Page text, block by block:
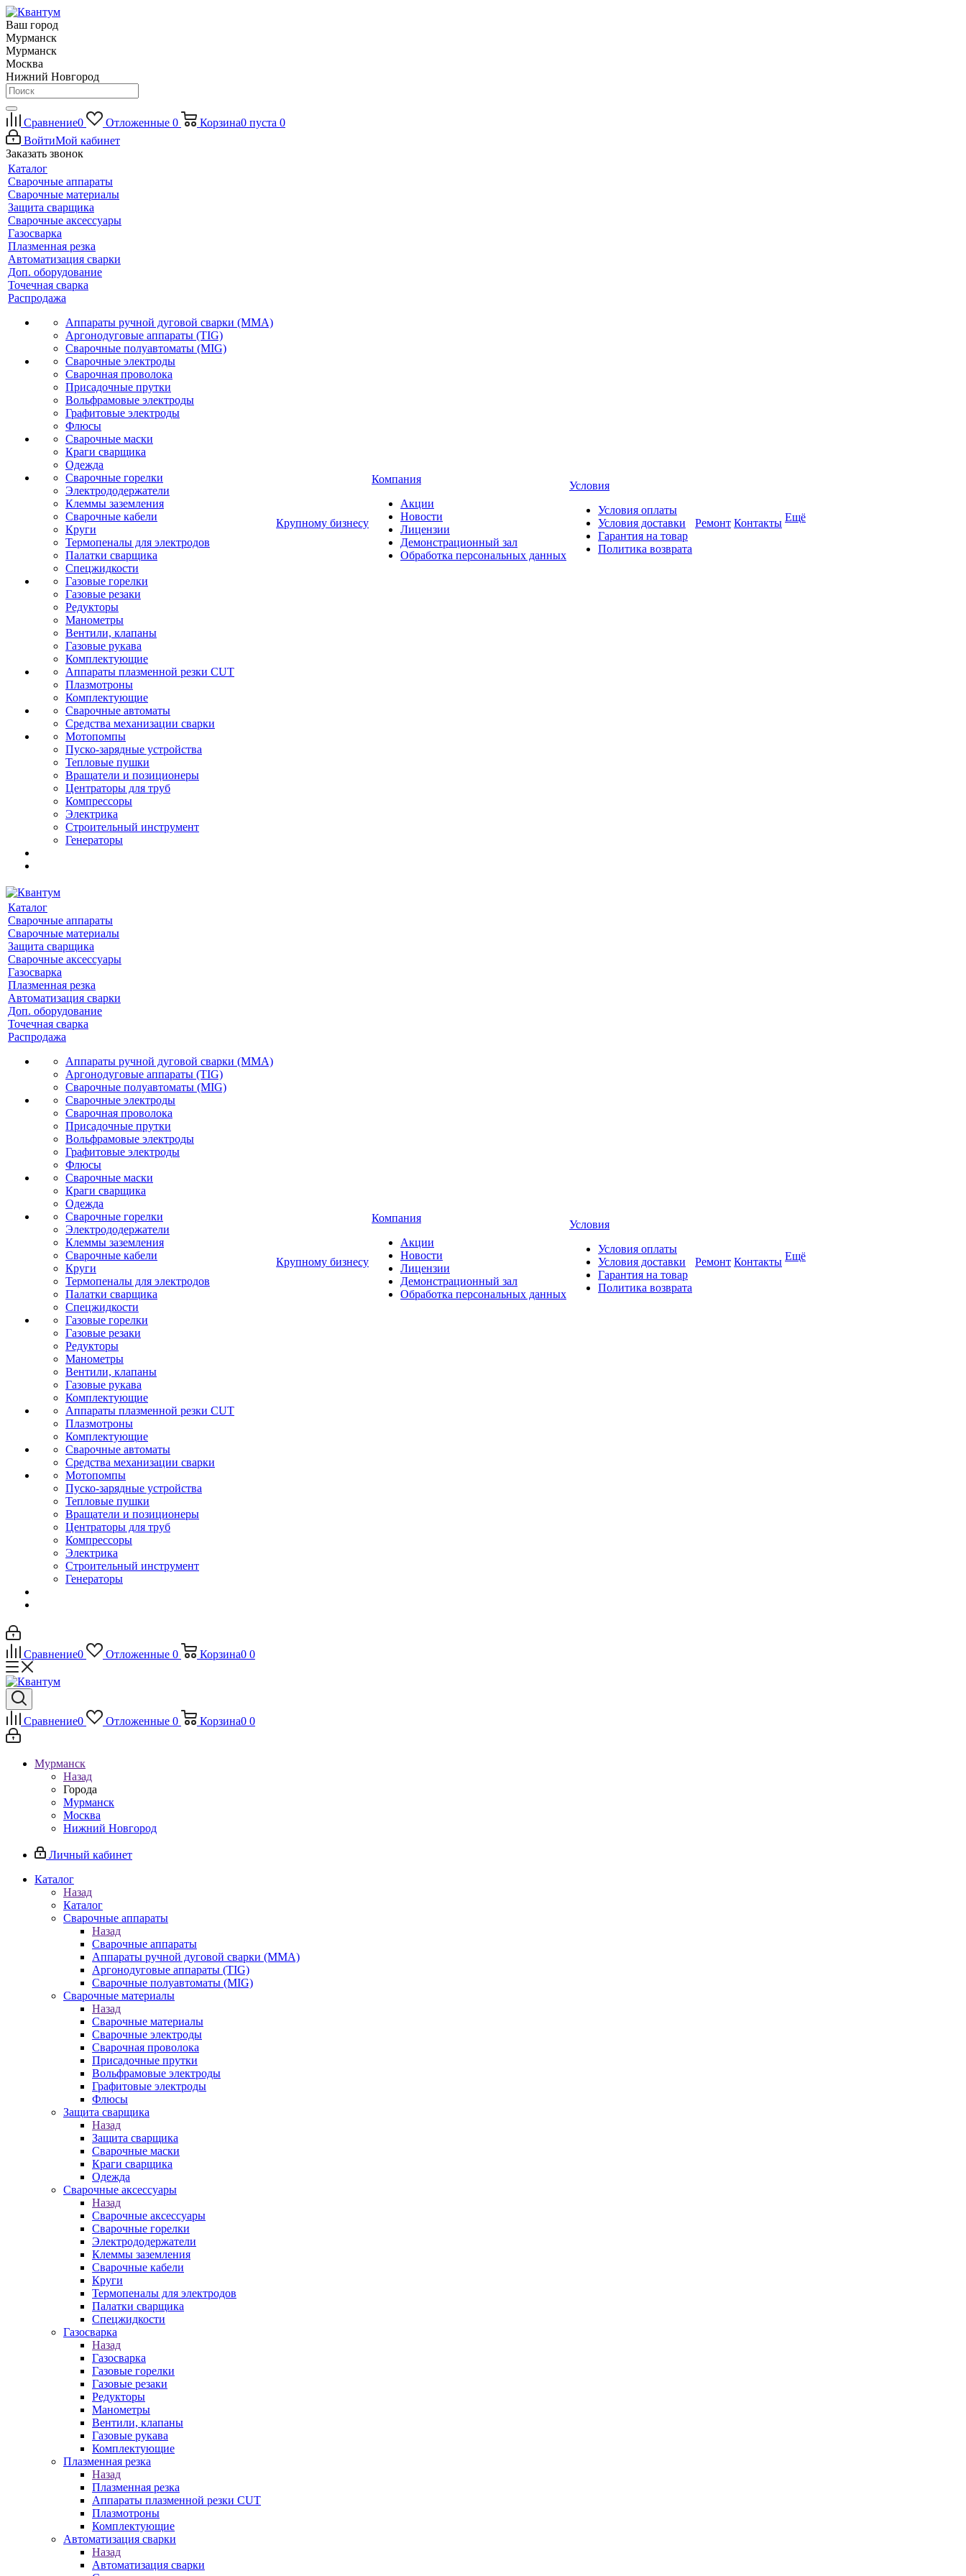
Ваш город
Мурманск
Мурманск
Москва
Нижний Новгород
Сравнение0 Отложенные 0 Корзина0 пуста 0
ВойтиМой кабинет
Заказать звонок
Каталог
Сварочные аппараты
Сварочные материалы
Защита сварщика
Сварочные аксессуары
Газосварка
Плазменная резка
Автоматизация сварки
Доп. оборудование
Точечная сварка
Распродажа
Аппараты ручной дуговой сварки (MMA)
Аргонодуговые аппараты (TIG)
Сварочные полуавтоматы (MIG)
Сварочные электроды
Сварочная проволока
Присадочные прутки
Вольфрамовые электроды
Графитовые электроды
Флюсы
Сварочные маски
Краги сварщика
Одежда
Сварочные горелки
Электрододержатели
Клеммы заземления
Сварочные кабели
Круги
Термопеналы для электродов
Палатки сварщика
Спецжидкости
Газовые горелки
Газовые резаки
Редукторы
Манометры
Вентили, клапаны
Газовые рукава
Комплектующие
Аппараты плазменной резки CUT
Плазмотроны
Комплектующие
Сварочные автоматы
Средства механизации сварки
Мотопомпы
Пуско-зарядные устройства
Тепловые пушки
Вращатели и позиционеры
Центраторы для труб
Компрессоры
Электрика
Строительный инструмент
Генераторы
Крупному бизнесу
Компания
Акции
Новости
Лицензии
Демонстрационный зал
Обработка персональных данных
Условия
Условия оплаты
Условия доставки
Гарантия на товар
Политика возврата
Ремонт Контакты Ещё
Каталог
Сварочные аппараты
Сварочные материалы
Защита сварщика
Сварочные аксессуары
Газосварка
Плазменная резка
Автоматизация сварки
Доп. оборудование
Точечная сварка
Распродажа
Аппараты ручной дуговой сварки (MMA)
Аргонодуговые аппараты (TIG)
Сварочные полуавтоматы (MIG)
Сварочные электроды
Сварочная проволока
Присадочные прутки
Вольфрамовые электроды
Графитовые электроды
Флюсы
Сварочные маски
Краги сварщика
Одежда
Сварочные горелки
Электрододержатели
Клеммы заземления
Сварочные кабели
Круги
Термопеналы для электродов
Палатки сварщика
Спецжидкости
Газовые горелки
Газовые резаки
Редукторы
Манометры
Вентили, клапаны
Газовые рукава
Комплектующие
Аппараты плазменной резки CUT
Плазмотроны
Комплектующие
Сварочные автоматы
Средства механизации сварки
Мотопомпы
Пуско-зарядные устройства
Тепловые пушки
Вращатели и позиционеры
Центраторы для труб
Компрессоры
Электрика
Строительный инструмент
Генераторы
Крупному бизнесу
Компания
Акции
Новости
Лицензии
Демонстрационный зал
Обработка персональных данных
Условия
Условия оплаты
Условия доставки
Гарантия на товар
Политика возврата
Ремонт Контакты Ещё
Сравнение0 Отложенные 0 Корзина0 0
Сравнение0 Отложенные 0 Корзина0 0
Мурманск
Назад
Города
Мурманск
Москва
Нижний Новгород
Личный кабинет
Каталог
Назад
Каталог
Сварочные аппараты
Назад
Сварочные аппараты
Аппараты ручной дуговой сварки (MMA)
Аргонодуговые аппараты (TIG)
Сварочные полуавтоматы (MIG)
Сварочные материалы
Назад
Сварочные материалы
Сварочные электроды
Сварочная проволока
Присадочные прутки
Вольфрамовые электроды
Графитовые электроды
Флюсы
Защита сварщика
Назад
Защита сварщика
Сварочные маски
Краги сварщика
Одежда
Сварочные аксессуары
Назад
Сварочные аксессуары
Сварочные горелки
Электрододержатели
Клеммы заземления
Сварочные кабели
Круги
Термопеналы для электродов
Палатки сварщика
Спецжидкости
Газосварка
Назад
Газосварка
Газовые горелки
Газовые резаки
Редукторы
Манометры
Вентили, клапаны
Газовые рукава
Комплектующие
Плазменная резка
Назад
Плазменная резка
Аппараты плазменной резки CUT
Плазмотроны
Комплектующие
Автоматизация сварки
Назад
Автоматизация сварки